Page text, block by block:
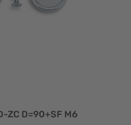
ZC D=90+SF M6